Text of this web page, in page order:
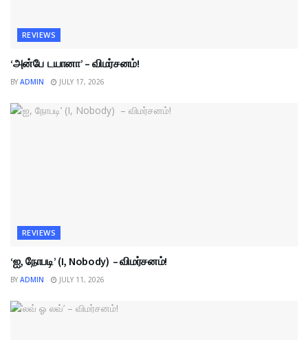
REVIEWS
‘அன்பே டயானா’ – விமர்சனம்!
BY ADMIN JULY 17, 2026
REVIEWS
‘ஐ, நோபடி’ (I, Nobody) – விமர்சனம்!
BY ADMIN JULY 11, 2026